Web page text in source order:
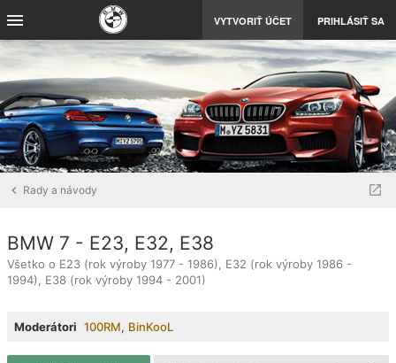
VYTVORIŤ ÚČET PRIHLÁSIŤ SA
Rady a návody
BMW 7 - E23, E32, E38
Všetko o E23 (rok výroby 1977 - 1986), E32 (rok výroby 1986 -
1994), E38 (rok výroby 1994 - 2001)
Moderátori 100RM, BinKooL